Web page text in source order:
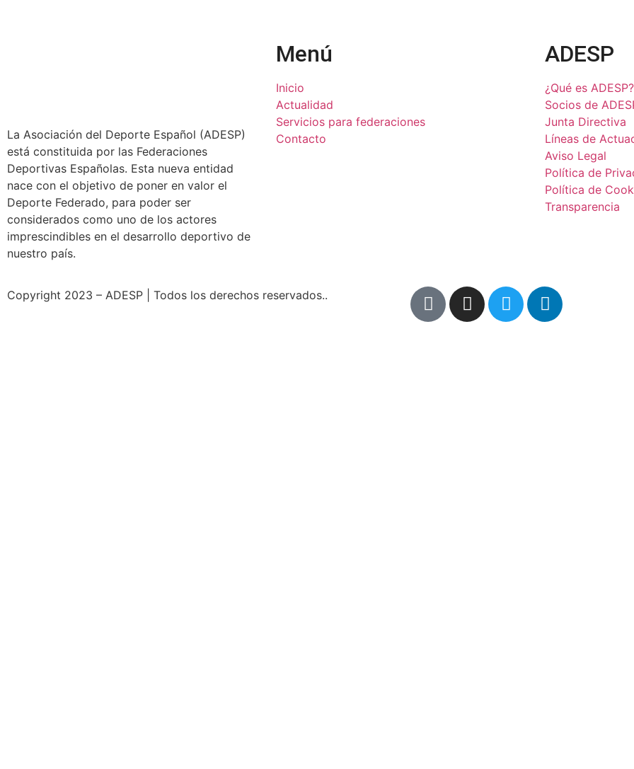
La Asociación del Deporte Español (ADESP)
está constituida por las Federaciones
Deportivas Españolas. Esta nueva entidad
nace con el objetivo de poner en valor el
Deporte Federado, para poder ser
considerados como uno de los actores
imprescindibles en el desarrollo deportivo de
nuestro país.
Menú
Inicio
Actualidad
Servicios para federaciones
Contacto
ADESP
¿Qué es ADESP?
Socios de
Junta Directiva
Líneas de
Aviso Legal
Política de
Política de
Transparencia
Copyright 2023 – ADESP | Todos los derechos reservados..